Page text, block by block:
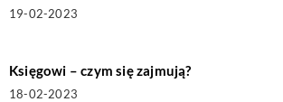
19-02-2023
Księgowi – czym się zajmują?
18-02-2023